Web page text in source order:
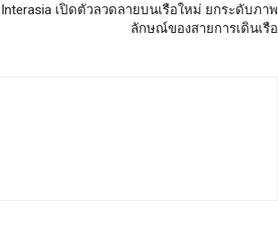
Interasia เปิดตัวลวดลายบนเรือใหม่ ยกระดับภาพ
ลักษณ์ของสายการเดินเรือ